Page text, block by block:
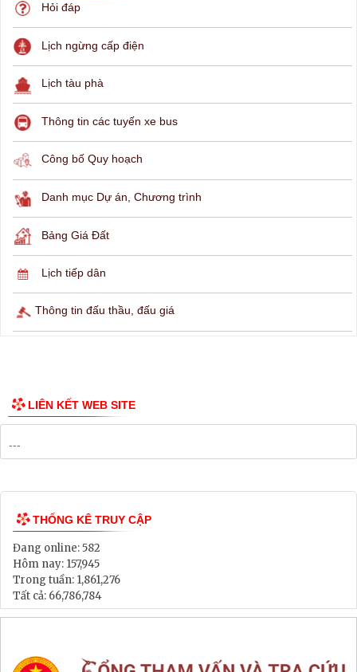
Hỏi đáp
Lịch ngừng cấp điện
Lịch tàu phà
Thông tin các tuyến xe bus
Công bố Quy hoạch
Danh mục Dự án, Chương trình
Bảng Giá Đất
Lịch tiếp dân
Thông tin đấu thầu, đấu giá
LIÊN KẾT WEB SITE
THỐNG KÊ TRUY CẬP
Đang online:582
Hôm nay: 157,945
Trong tuần: 1,861,276
Tất cả: 66,786,784